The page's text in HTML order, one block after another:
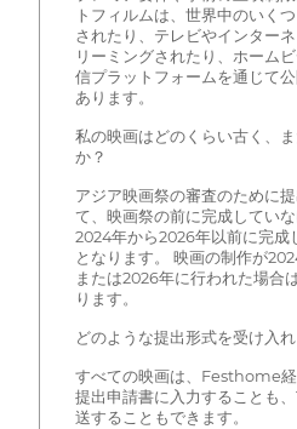
トフィルムは、世界中のいく
されたり、テレビやインター
リーミングされたり、ホーム
信プラットフォームを通じて
あります。
私の映画はどのくらい古く、
か？
アジア映画祭の審査のために
て、映画祭の前に完成していな
2024年から2026年以前に完成
となります。 映画の制作が
または2026年に行われた場合
ります。
どのような提出形式を受け入
すべての映画は、Festhome経
提出申請書に入力することも
送することもできます。